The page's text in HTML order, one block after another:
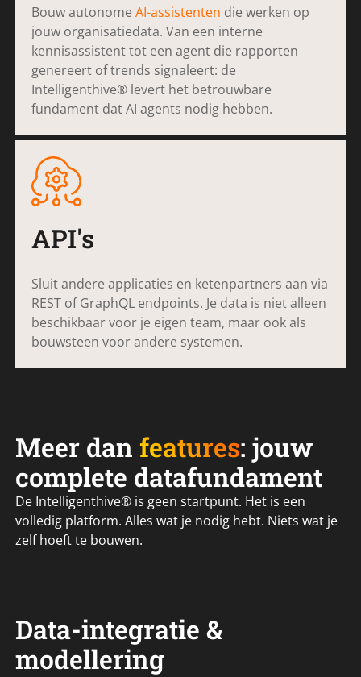
Bouw autonome AI-assistenten die werken op
jouw organisatiedata. Van een interne
kennisassistent tot een agent die rapporten
genereert of trends signaleert: de
Intelligenthive® levert het betrouwbare
fundament dat AI agents nodig hebben.
API's
Sluit andere applicaties en ketenpartners aan via
REST of GraphQL endpoints. Je data is niet alleen
beschikbaar voor je eigen team, maar ook als
bouwsteen voor andere systemen.
Meer dan features: jouw
complete datafundament
De Intelligenthive® is geen startpunt. Het is een
volledig platform. Alles wat je nodig hebt. Niets wat je
zelf hoeft te bouwen.
Data-integratie &
modellering